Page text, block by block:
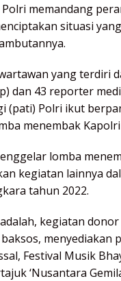
memandang
situasi
yang terdiri
dan 43 reporter
(pati) Polri ikut
menembak
lomba
kegiatan lainnya
tahun 2022.
kegiatan donor
menyediakan
Festival Musik
‘Nusantara